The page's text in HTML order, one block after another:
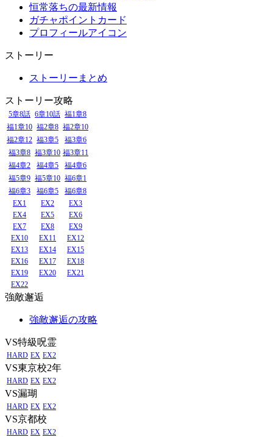
恒常落ちの最新情報
ガチャポイントカード
プロフィールアイコン
ストーリー
ストーリーまとめ
ストーリー攻略
5章8話 6章10話 福1章8
福1章10 福2章8 福2章10
福2章12 福3章5
福3章6
福3章8 福3章10 福3章11
福4章2
福4章5
福4章6
福5章9 福5章10 福6章1
福6章3
福6章5
福6章8
EX1
EX2
EX3
EX4
EX5
EX6
EX7
EX8
EX9
EX10
EX11
EX12
EX13
EX14
EX15
EX16
EX17
EX18
EX19
EX20
EX21
EX22
強敵邂逅
強敵邂逅の攻略
VS特級呪霊
HARD EX EX2
VS東京校2年
HARD EX EX2
VS漏瑚
HARD EX EX2
VS京都校
HARD EX EX2